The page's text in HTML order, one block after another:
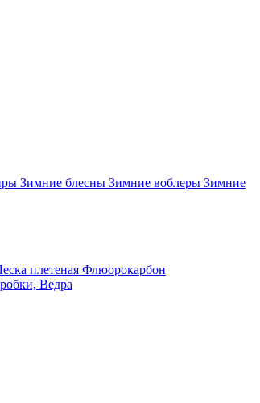
Зимние блесны Зимние воблеры Зимние
плетеная Флюорокарбон
Ведра